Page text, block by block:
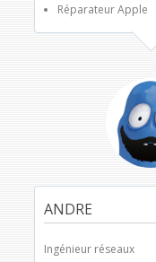
Réparateur Apple
ANDRE
Ingénieur réseaux